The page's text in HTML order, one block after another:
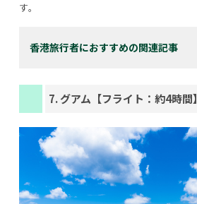
す。
香港旅行者におすすめの関連記事
7. グアム【フライト：約4時間】